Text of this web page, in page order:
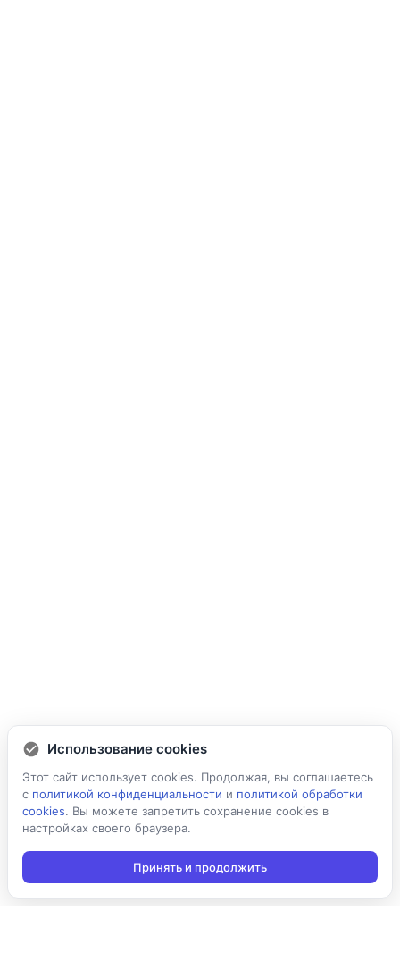
Использование cookies
Этот сайт использует cookies. Продолжая, вы соглашаетесь
с политикой конфиденциальности и политикой обработки
cookies. Вы можете запретить сохранение cookies в
настройках своего браузера.
Принять и продолжить